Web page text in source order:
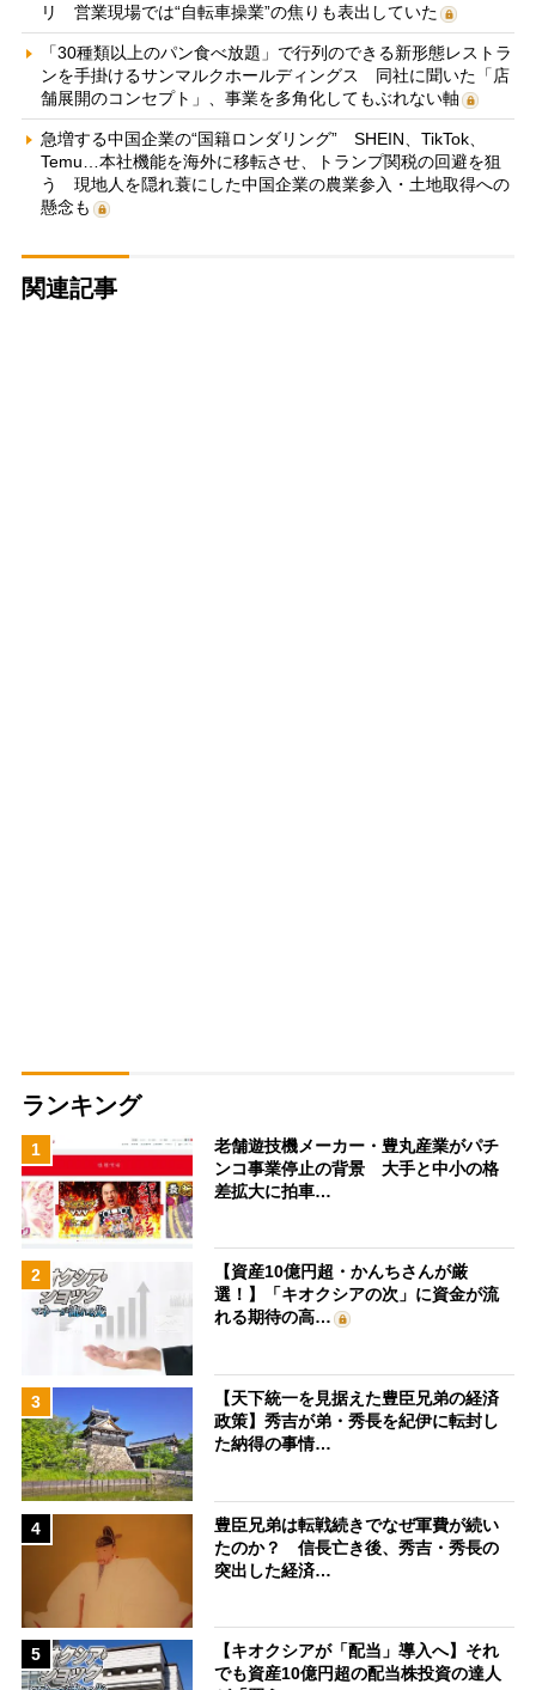
リ 営業現場では“自転車操業”の焦りも表出していた
「30種類以上のパン食べ放題」で行列のできる新形態レストラ
ンを手掛けるサンマルクホールディングス 同社に聞いた「店
舗展開のコンセプト」、事業を多角化してもぶれない軸
急増する中国企業の“国籍ロンダリング” SHEIN、TikTok、
Temu…本社機能を海外に移転させ、トランプ関税の回避を狙
う 現地人を隠れ蓑にした中国企業の農業参入・土地取得への
懸念も
関連記事
ランキング
1
老舗遊技機メーカー・豊丸産業がパチ
ンコ事業停止の背景 大手と中小の格
差拡大に拍車…
2
【資産10億円超・かんちさんが厳
選！】「キオクシアの次」に資金が流
れる期待の高…
3
【天下統一を見据えた豊臣兄弟の経済
政策】秀吉が弟・秀長を紀伊に転封し
た納得の事情…
4
豊臣兄弟は転戦続きでなぜ軍費が続い
たのか？ 信長亡き後、秀吉・秀長の
突出した経済…
5
【キオクシアが「配当」導入へ】それ
でも資産10億円超の配当株投資の達人